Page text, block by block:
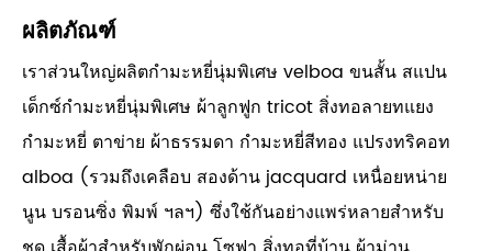
ผลิตภัณฑ์
เราส่วนใหญ่ผลิตกำมะหยี่นุ่มพิเศษ velboa ขนสั้น สแปน
เด็กซ์กำมะหยี่นุ่มพิเศษ ผ้าลูกฟูก tricot สิ่งทอลายทแยง
กำมะหยี่ ตาข่าย ผ้าธรรมดา กำมะหยี่สีทอง แปรงทริคอท
alboa (รวมถึงเคลือบ สองด้าน jacquard เหนื่อยหน่าย
นูน บรอนซิ่ง พิมพ์ ฯลฯ) ซึ่งใช้กันอย่างแพร่หลายสำหรับ